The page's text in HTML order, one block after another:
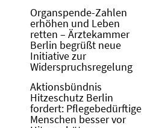
Organspende-Zahlen
erhöhen und Leben
retten – Ärztekammer
Berlin begrüßt neue
Initiative zur
Widerspruchsregelung
Aktionsbündnis
Hitzeschutz Berlin
fordert: Pflegebedürftige
Menschen besser vor